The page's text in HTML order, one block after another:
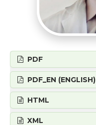
PDF
PDF_EN (ENGLISH)
HTML
XML